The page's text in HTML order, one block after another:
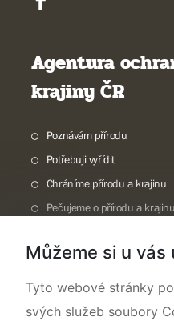
Agentura
krajiny ČR
Poznávám přírodu
Potřebuji vyřídit
Chráníme přírodu a krajinu
Pečujeme o přírodu a krajinu
O nás
Můžeme si u vás
Tyto webové stránky
svých služeb soubory